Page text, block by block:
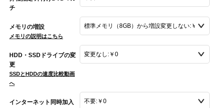
チ
メモリの増設
メモリの説明はこちら
HDD・SSDドライブの変
更
SSDとHDDの速度比較動画
へ
インターネット同時加入